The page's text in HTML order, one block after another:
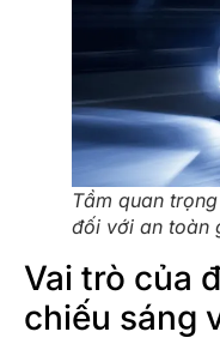
Tầm quan
đối với an toàn
Vai trò của
chiếu sáng